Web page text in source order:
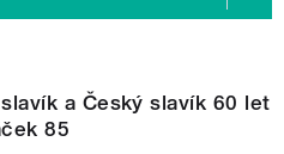
a Český slavík 60 let
85